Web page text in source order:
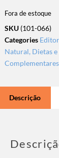
Fora de estoque
SKU (101-066)
Categories
Natural, Dietas
Complementares
Descrição